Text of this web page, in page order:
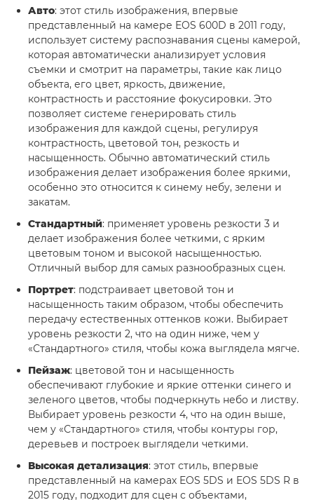
Авто: этот стиль изображения, впервые
представленный на камере EOS 600D в 2011 году,
использует систему распознавания сцены камерой,
которая автоматически анализирует условия
съемки и смотрит на параметры, такие как лицо
объекта, его цвет, яркость, движение,
контрастность и расстояние фокусировки. Это
позволяет системе генерировать стиль
изображения для каждой сцены, регулируя
контрастность, цветовой тон, резкость и
насыщенность. Обычно автоматический стиль
изображения делает изображения более яркими,
особенно это относится к синему небу, зелени и
закатам.
Стандартный: применяет уровень резкости 3 и
делает изображения более четкими, с ярким
цветовым тоном и высокой насыщенностью.
Отличный выбор для самых разнообразных сцен.
Портрет: подстраивает цветовой тон и
насыщенность таким образом, чтобы обеспечить
передачу естественных оттенков кожи. Выбирает
уровень резкости 2, что на один ниже, чем у
«Стандартного» стиля, чтобы кожа выглядела мягче.
Пейзаж: цветовой тон и насыщенность
обеспечивают глубокие и яркие оттенки синего и
зеленого цветов, чтобы подчеркнуть небо и листву.
Выбирает уровень резкости 4, что на один выше,
чем у «Стандартного» стиля, чтобы контуры гор,
деревьев и построек выглядели четкими.
Высокая детализация: этот стиль, впервые
представленный на камерах EOS 5DS и EOS 5DS R в
2015 году, подходит для сцен с объектами,